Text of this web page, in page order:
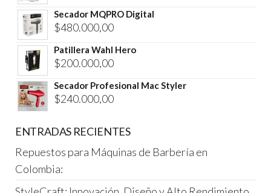
precio
Secador MQPRO Digital
$480.000,00
Patillera Wahl Hero
$200.000,00
Secador Profesional Mac Styler
$240.000,00
ENTRADAS RECIENTES
Repuestos para Máquinas de Barbería en
Colombia: